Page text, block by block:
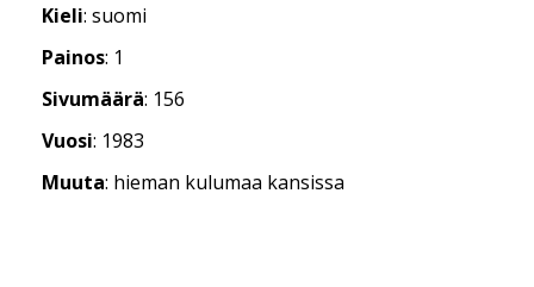
Kieli: suomi
Painos: 1
Sivumäärä: 156
Vuosi: 1983
Muuta: hieman kulumaa kansissa